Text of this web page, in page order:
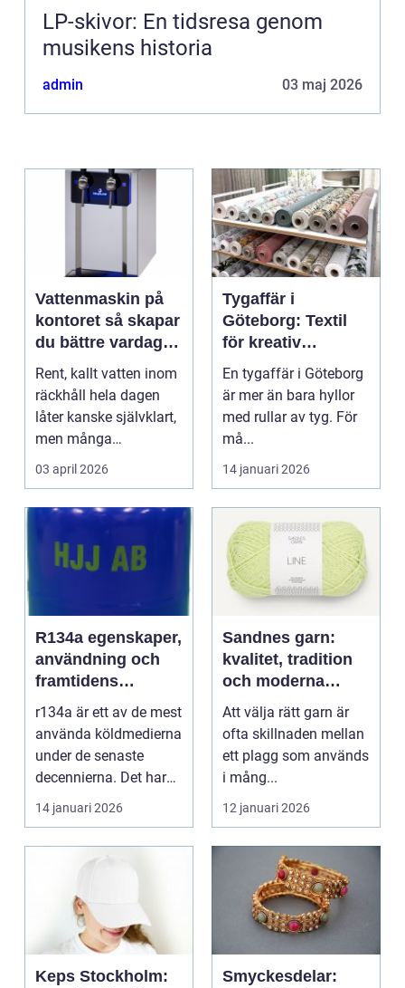
LP-skivor: En tidsresa genom
musikens historia
admin 03 maj 2026
Vattenmaskin på
kontoret så skapar
du bättre vardag
med friskt vatten
Rent, kallt vatten inom
räckhåll hela dagen
låter kanske självklart,
men många
arbetsplatser saknar ...
03 april 2026
Tygaffär i
Göteborg: Textil
för kreativ
inredning och
hållbara projekt
En tygaffär i Göteborg
är mer än bara hyllor
med rullar av tyg. För
må...
14 januari 2026
R134a egenskaper,
användning och
framtidens
alternativ
r134a är ett av de mest
använda köldmedierna
under de senaste
decennierna. Det har
haft en central r...
14 januari 2026
Sandnes garn:
kvalitet, tradition
och moderna
färger för alla
stickare
Att välja rätt garn är
ofta skillnaden mellan
ett plagg som används
i mång...
12 januari 2026
Keps Stockholm:
Smyckesdelar: